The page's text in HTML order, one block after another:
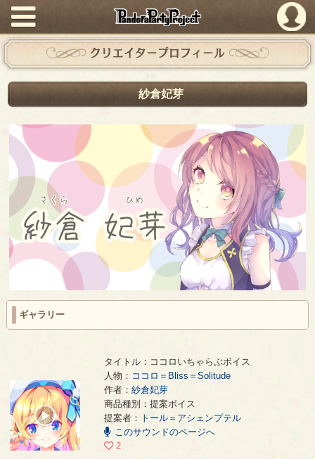
PandoraPartyProject
クリエイタープロフィール
紗倉妃芽
ギャラリー
ココロいちゃらぶボイス - 紗倉妃芽
00:00
00:16
タイトル：ココロいちゃらぶボイス
人物： ココロ＝Bliss＝Solitude
作者： 紗倉妃芽
商品種別：提案ボイス
提案者： トール＝アシェンプテル
このサウンドのページへ
2